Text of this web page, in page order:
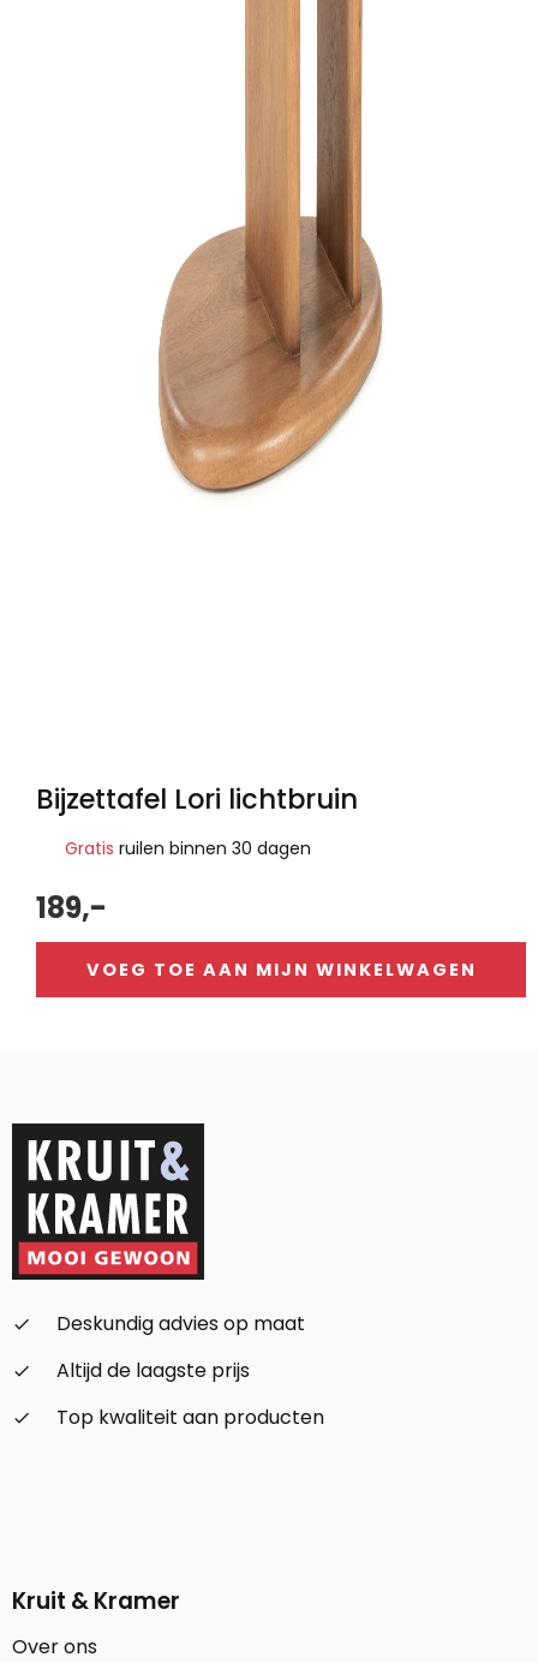
Bijzettafel Lori lichtbruin
Gratis ruilen binnen 30 dagen
189,-
VOEG TOE AAN MIJN WINKELWAGEN
check_small
Deskundig advies op maat
check_small
Altijd de laagste prijs
check_small
Top kwaliteit aan producten
Kruit & Kramer
Over ons